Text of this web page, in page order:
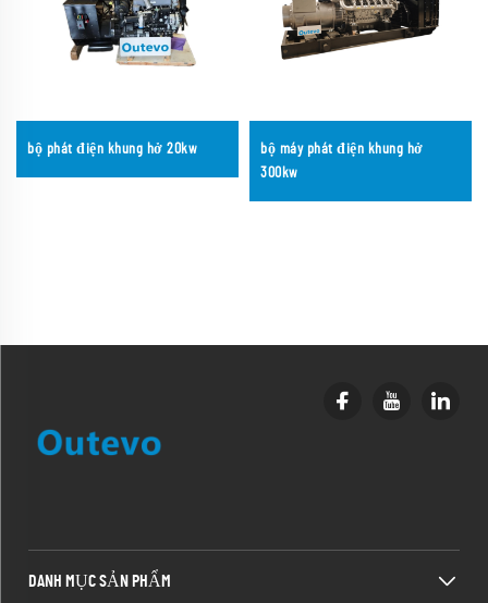
bộ phát điện khung hở 20kw
bộ máy phát điện khung hở
300kw
DANH MỤC SẢN PHẨM